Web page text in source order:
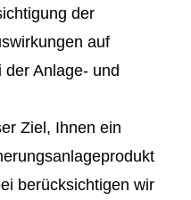
der
auf
Anlage- und
Ziel, Ihnen ein
berücksichtigen wir